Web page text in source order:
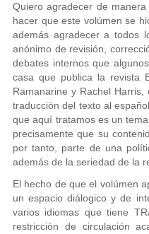
Quiero agradecer de
hacer que este volúmen se
además agradecer a todos
anónimo de revisión,
debates internos que
casa que publica la revista
Ramanarine y Rachel
traducción del texto al
que aquí tratamos es un
precisamente que su
por tanto, parte de una
además de la seriedad de la
El hecho de que el volúmen
un espacio diálogico y de
varios idiomas que tiene
restricción de circulación